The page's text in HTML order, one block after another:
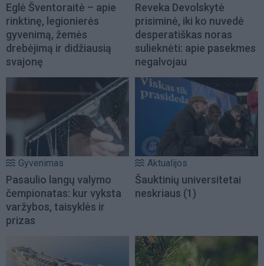
Eglė Šventoraitė – apie
rinktinę, legionierės
gyvenimą, žemės
drebėjimą ir didžiausią
svajonę
Reveka Devolskytė
prisiminė, iki ko nuvedė
desperatiškas noras
sulieknėti: apie pasekmes
negalvojau
Gyvenimas
Pasaulio langų valymo
čempionatas: kur vyksta
varžybos, taisyklės ir
prizas
Aktualijos
Šauktinių universitetai
neskriaus (1)